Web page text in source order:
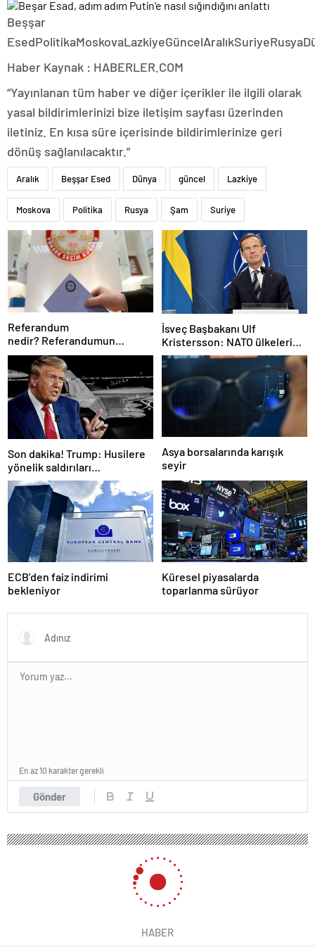
Beşşar
Haber Kaynak : HABERLER.COM
“Yayınlanan tüm haber ve diğer içerikler ile ilgili olarak
yasal bildirimlerinizi bize iletişim sayfası üzerinden
iletiniz. En kısa süre içerisinde bildirimlerinize geri
dönüş sağlanılacaktır.”
Aralık Beşşar Esed Dünya güncel Lazkiye
Moskova Politika Rusya Şam Suriye
Referandum
nedir? Referandumun
yapılma nedenleri
İsveç Başbakanı Ulf
Kristersson: NATO ülkeleri
savunma harcamalarını
artıracak
Son dakika! Trump: Husilere
yönelik saldırıları
durduruyoruz
Asya borsalarında karışık
seyir
ECB’den faiz indirimi
bekleniyor
Küresel piyasalarda
toparlanma sürüyor
Gönder
En az 10 karakter gerekli
HABER